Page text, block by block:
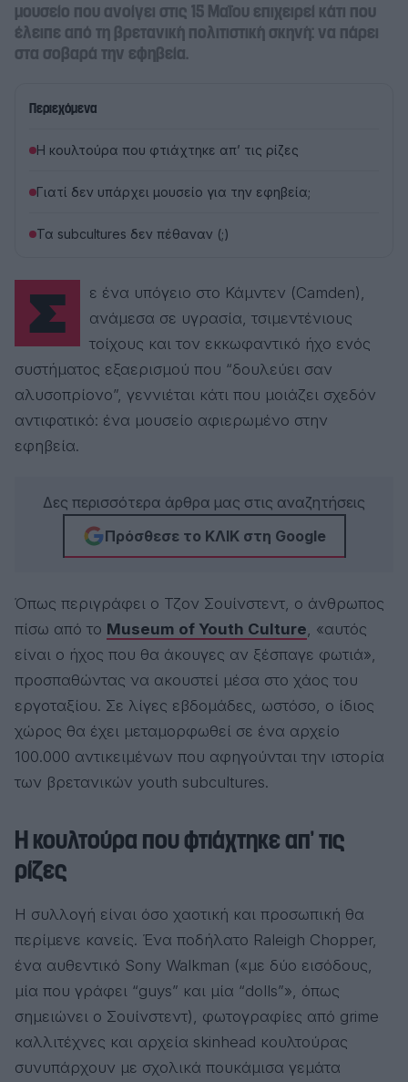
μουσείο που ανοίγει στις 15 Μαΐου επιχειρεί κάτι που
έλειπε από τη βρετανική πολιτιστική σκηνή: να πάρει
στα σοβαρά την εφηβεία.
Περιεχόμενα
Η κουλτούρα που φτιάχτηκε απ’ τις ρίζες
Γιατί δεν υπάρχει μουσείο για την εφηβεία;
Τα subcultures δεν πέθαναν (;)
Σε ένα υπόγειο στο Κάμντεν (Camden),
ανάμεσα σε υγρασία, τσιμεντένιους
τοίχους και τον εκκωφαντικό ήχο ενός
συστήματος εξαερισμού που “δουλεύει σαν
αλυσοπρίονο”, γεννιέται κάτι που μοιάζει σχεδόν
αντιφατικό: ένα μουσείο αφιερωμένο στην
εφηβεία.
Δες περισσότερα άρθρα μας στις αναζητήσεις
Πρόσθεσε το ΚΛΙΚ στη Google
Όπως περιγράφει ο Τζον Σουίνστεντ, ο άνθρωπος
πίσω από το Museum of Youth Culture, «αυτός
είναι ο ήχος που θα άκουγες αν ξέσπαγε φωτιά»,
προσπαθώντας να ακουστεί μέσα στο χάος του
εργοταξίου. Σε λίγες εβδομάδες, ωστόσο, ο ίδιος
χώρος θα έχει μεταμορφωθεί σε ένα αρχείο
100.000 αντικειμένων που αφηγούνται την ιστορία
των βρετανικών youth subcultures.
Η κουλτούρα που φτιάχτηκε απ’ τις
ρίζες
Η συλλογή είναι όσο χαοτική και προσωπική θα
περίμενε κανείς. Ένα ποδήλατο Raleigh Chopper,
ένα αυθεντικό Sony Walkman («με δύο εισόδους,
μία που γράφει “guys” και μία “dolls”», όπως
σημειώνει ο Σουίνστεντ), φωτογραφίες από grime
καλλιτέχνες και αρχεία skinhead κουλτούρας
συνυπάρχουν με σχολικά πουκάμισα γεμάτα